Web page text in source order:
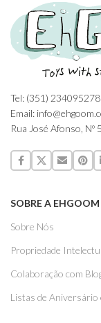
Tel: (351)
Email:
Rua José Afonso,
SOBRE A EHGOOM
Sobre Nós
Propriedade
Colaboração com
Listas de Aniversário